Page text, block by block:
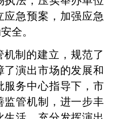
急预案，加强应急
全。
制的建立，规范了
演出市场的发展和
务中心指导下，市
管机制，进一步丰